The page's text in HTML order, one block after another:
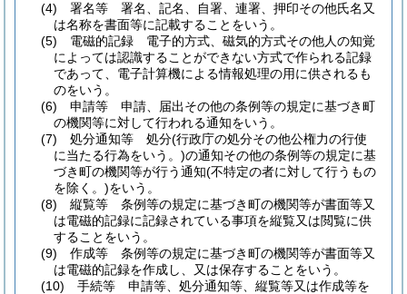
(4)
署名等 署名、記名、自署、連署、押印その他氏名又
は名称を書面等に記載することをいう。
(5)
電磁的記録 電子的方式、磁気的方式その他人の知覚
によっては認識することができない方式で作られる記録
であって、電子計算機による情報処理の用に供されるも
のをいう。
(6)
申請等 申請、届出その他の条例等の規定に基づき町
の機関等に対して行われる通知をいう。
(7)
処分通知等 処分(行政庁の処分その他公権力の行使
に当たる行為をいう。)の通知その他の条例等の規定に基
づき町の機関等が行う通知(不特定の者に対して行うもの
を除く。)をいう。
(8)
縦覧等 条例等の規定に基づき町の機関等が書面等又
は電磁的記録に記録されている事項を縦覧又は閲覧に供
することをいう。
(9)
作成等 条例等の規定に基づき町の機関等が書面等又
は電磁的記録を作成し、又は保存することをいう。
(10)
手続等 申請等、処分通知等、縦覧等又は作成等を